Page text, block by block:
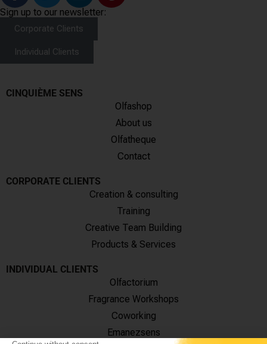
Sign up to our newsletter:
Corporate Clients
Individual Clients
CINQUIÈME SENS
Olfashop
About us
Olfatheque
Contact
CORPORATE CLIENTS
Creation & consulting
Training
Creative Team Building
Products & Services
INDIVIDUAL CLIENTS
Olfactorium
Fragrance Workshops
Coworking
Emanezsens